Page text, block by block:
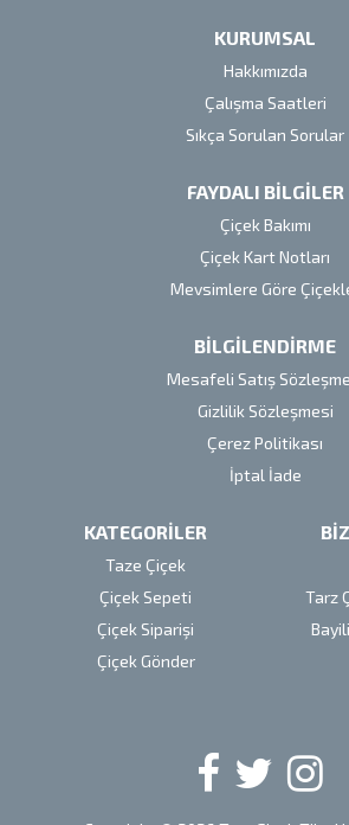
KURUMSAL
Hakkımızda
Çalışma Saatleri
Sıkça Sorulan Sorular
FAYDALI BİLGİLER
Çiçek Bakımı
Çiçek Kart Notları
Mevsimlere Göre
BİLGİLENDİRME
Mesafeli Satış
Gizlilik Sözleşmesi
Çerez Politikası
İptal İade
KATEGORİLER
Taze Çiçek
Çiçek Sepeti
Çiçek Siparişi
Çiçek Gönder
Tarz